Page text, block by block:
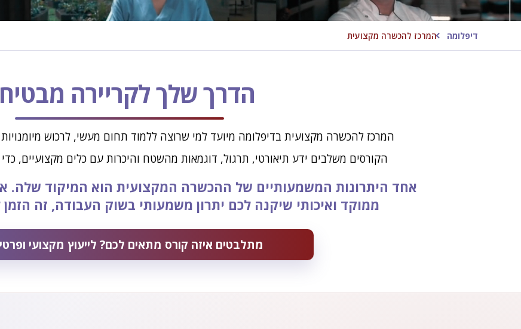
דיפלומה המרכז להכשרה מקצועית
הדרך שלך לקריירה
המרכז להכשרה מקצועית בדיפלומה מיועד למי שרוצה ללמוד תחום מעשי, לרכוש
הקורסים משלבים ידע תיאורטי, תרגול, דוגמאות מהשטח והיכרות עם כלים מקצועיים,
אחד היתרונות המשמעותיים של ההכשרה המקצועית הוא המיקוד שלה.
ממוקד ואיכותי שיקנה לכם יתרון משמעותי בשוק העבודה, זה
מתלבטים איזה קורס מתאים לכם? לייעוץ מקצועי